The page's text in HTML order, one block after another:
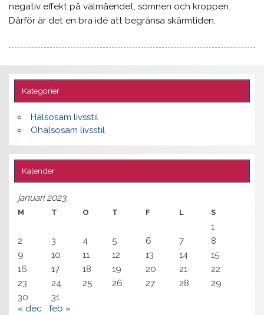
negativ effekt på välmåendet, sömnen och kroppen.
Därför är det en bra idé att begränsa skärmtiden.
Kategorier
Hälsosam livsstil
Ohälsosam livsstil
Kalender
januari 2023
M T O T F L S
1
2
3 4 5 6 7
8
9
10 11 12 13 14
15
16
17 18 19 20 21
22
23
24 25 26 27 28
29
30
31
« dec
feb »